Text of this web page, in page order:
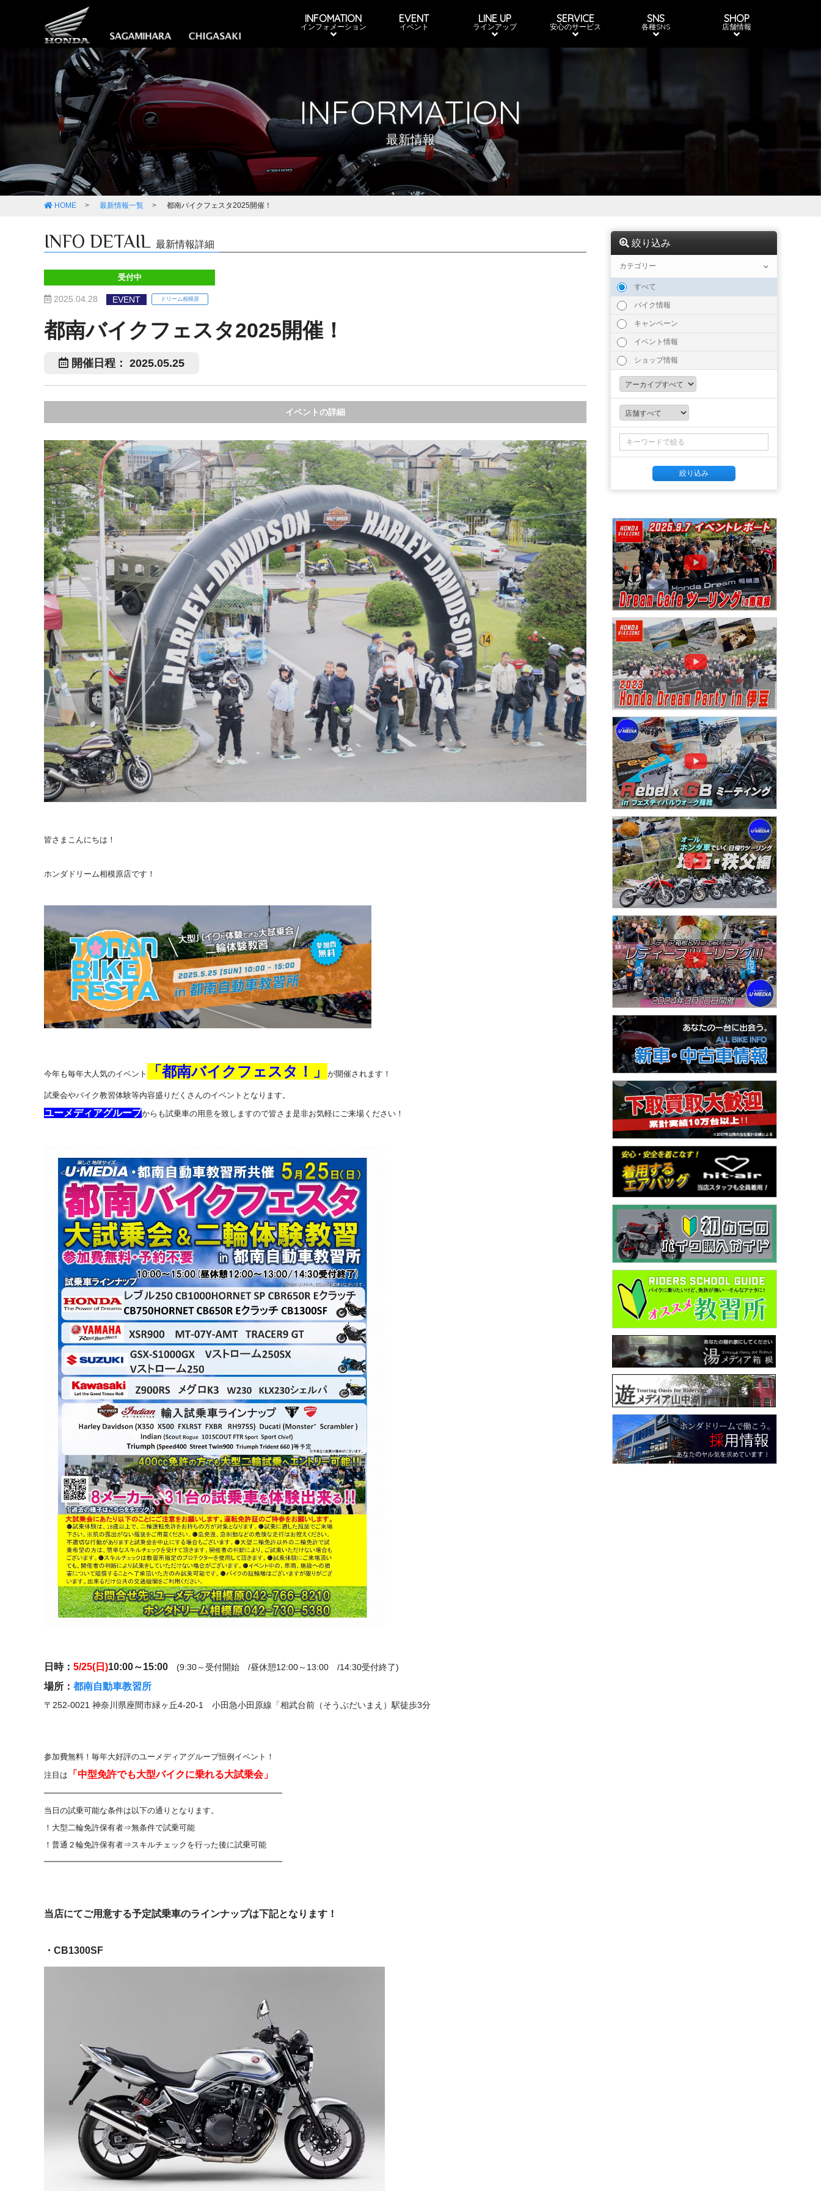
INFOMATION
インフォメーション
EVENT
イベント
LINE UP
ラインアップ
SERVICE
安心のサービス
SNS
各種SNS
SHOP
店舗情報
INFORMATION
最新情報
HOME 最新情報一覧 都南バイクフェスタ2025開催！
絞り込み
カテゴリー
すべて
バイク情報
キャンペーン
イベント情報
ショップ情報
INFO DETAIL 最新情報詳細
受付中
2025.04.28 EVENT ドリーム相模原
都南バイクフェスタ2025開催！
開催日程： 2025.05.25
イベントの詳細
皆さまこんにちは！
ホンダドリーム相模原店です！
今年も毎年大人気のイベント 「都南バイクフェスタ！」 が開催されます！
試乗会やバイク教習体験等内容盛りだくさんのイベントとなります。
ユーメディアグループからも試乗車の用意を致しますので皆さま是非お気軽にご来場ください！
日時： 5/25(日)10:00～15:00 (9:30～受付開始 /昼休憩12:00～13:00 /14:30受付終了)
場所： 都南自動車教習所
〒252-0021 神奈川県座間市緑ヶ丘4-20-1 小田急小田原線「相武台前（そうぶだいまえ）駅徒歩3分
参加費無料！毎年大好評のユーメディアグループ恒例イベント！
注目は
「中型免許でも大型バイクに乗れる大試乗会」
━━━━━━━━━━━━━━━━━━━━━━━━━━━━━━
当日の試乗可能な条件は以下の通りとなります。
！大型二輪免許保有者⇒無条件で試乗可能
！普通２輪免許保有者⇒スキルチェックを行った後に試乗可能
━━━━━━━━━━━━━━━━━━━━━━━━━━━━━━
当店にてご用意する予定試乗車のラインナップは下記となります！
・CB1300SF